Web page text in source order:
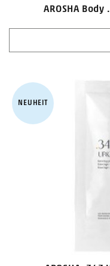
AROSHA
NEUHEIT